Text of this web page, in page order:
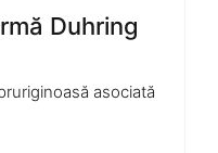
Duhring
asociată